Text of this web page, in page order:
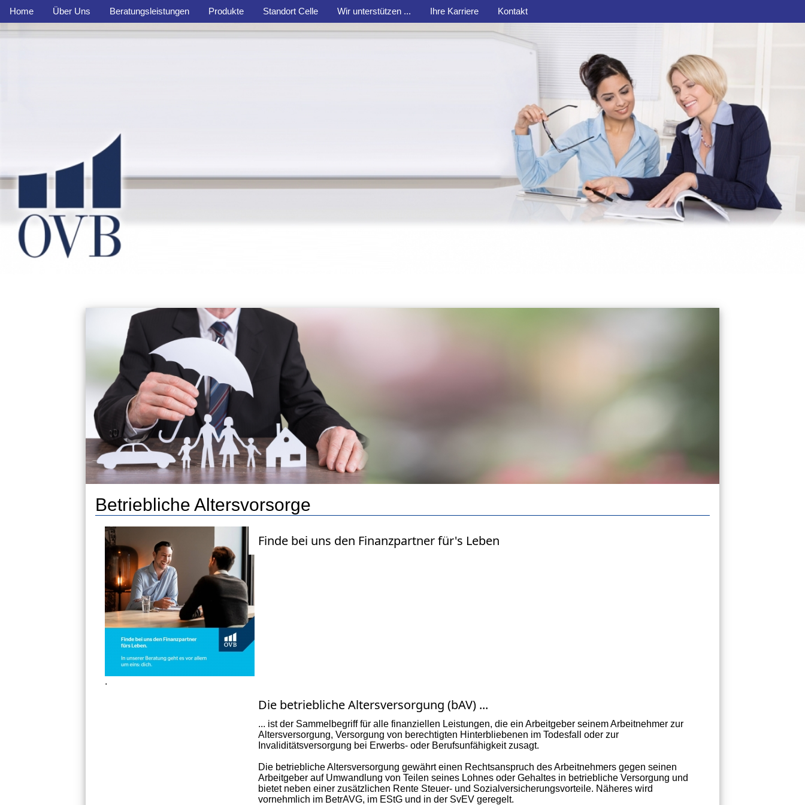
Home Über Uns Beratungsleistungen Produkte Standort Celle Wir unterstützen ... Ihre Karriere Kontakt
Betriebliche Altersvorsorge
.
Finde bei uns den Finanzpartner für's Leben
Die betriebliche Altersversorgung (bAV) ...
... ist der Sammelbegriff für alle finanziellen Leistungen, die ein Arbeitgeber seinem Arbeitnehmer zur
Altersversorgung, Versorgung von berechtigten Hinterbliebenen im Todesfall oder zur
Invaliditätsversorgung bei Erwerbs- oder Berufsunfähigkeit zusagt.
Die betriebliche Altersversorgung gewährt einen Rechtsanspruch des Arbeitnehmers gegen seinen
Arbeitgeber auf Umwandlung von Teilen seines Lohnes oder Gehaltes in betriebliche Versorgung und
bietet neben einer zusätzlichen Rente Steuer- und Sozialversicherungsvorteile. Näheres wird
vornehmlich im BetrAVG, im EStG und in der SvEV geregelt.